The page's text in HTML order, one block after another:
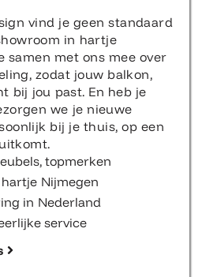
vind je geen standaard
in hartje
samen met ons mee over
zodat jouw balkon,
bij jou past. En heb je
we je nieuwe
bij je thuis, op een
topmerken
Nijmegen
in Nederland
service